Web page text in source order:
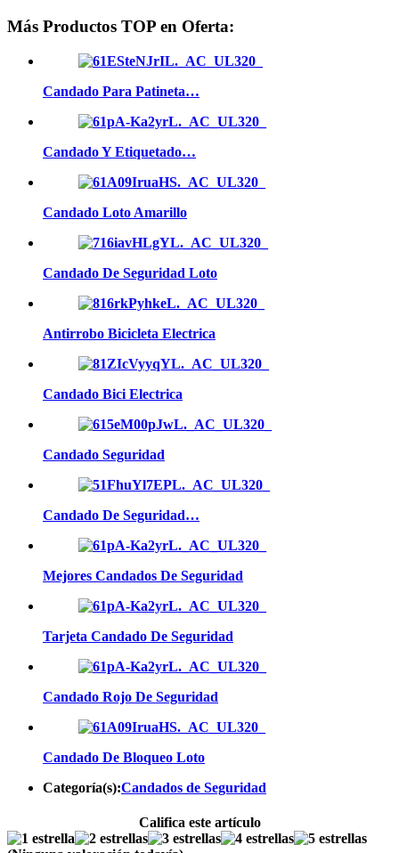
Más Productos TOP en Oferta:
Candado Para Patineta…
Candado Y Etiquetado…
Candado Loto Amarillo
Candado De Seguridad Loto
Antirrobo Bicicleta Electrica
Candado Bici Electrica
Candado Seguridad
Candado De Seguridad…
Mejores Candados De Seguridad
Tarjeta Candado De Seguridad
Candado Rojo De Seguridad
Candado De Bloqueo Loto
Categoría(s):Candados de Seguridad
Califica este artículo